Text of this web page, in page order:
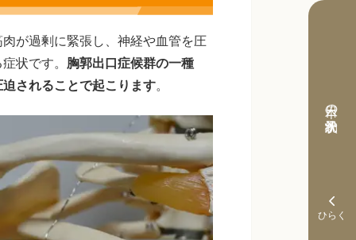
本日の予約状況
が過剰に緊張し、神経や血管を圧
状です。 胸郭出口症候群の一種
されることで起こります。